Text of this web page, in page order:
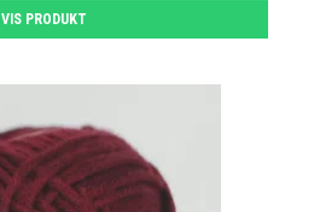
VIS PRODUKT